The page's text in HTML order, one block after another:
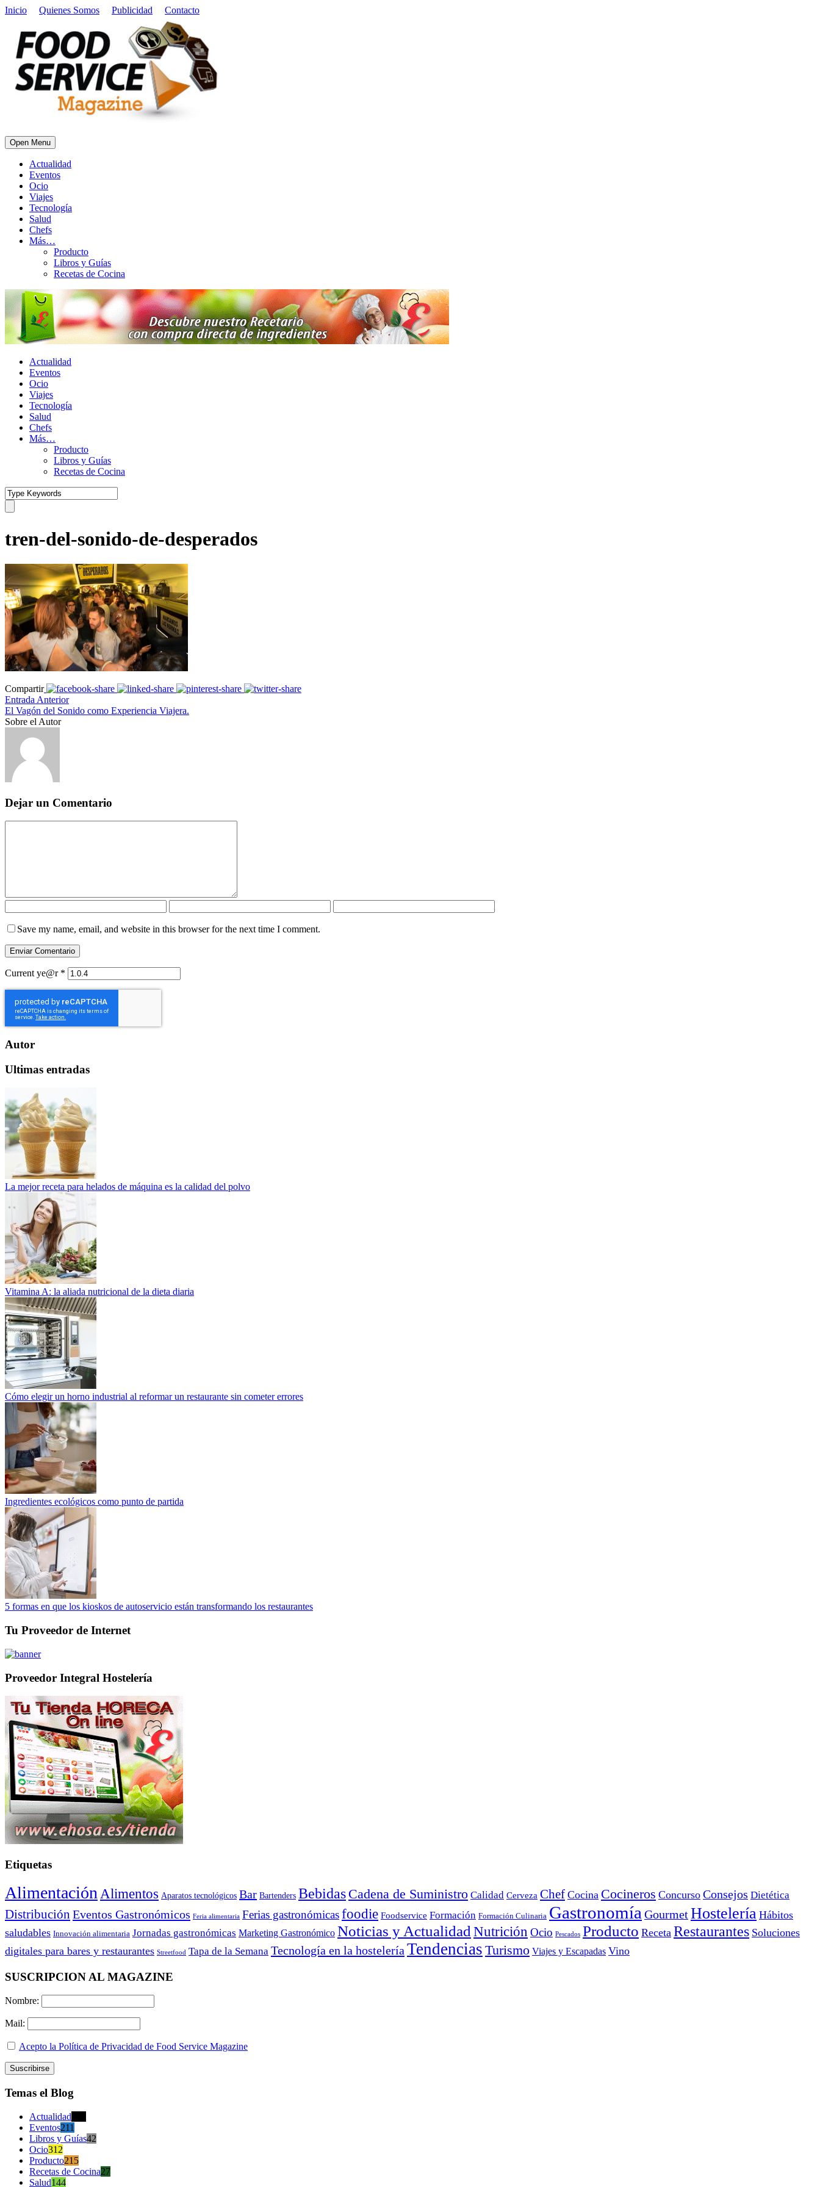
Inicio Quienes Somos Publicidad Contacto
Open Menu
Actualidad
Eventos
Ocio
Viajes
Tecnología
Salud
Chefs
Más…
Producto
Libros y Guías
Recetas de Cocina
Actualidad
Eventos
Ocio
Viajes
Tecnología
Salud
Chefs
Más…
Producto
Libros y Guías
Recetas de Cocina
tren-del-sonido-de-desperados
Compartir
Entrada Anterior
El Vagón del Sonido como Experiencia Viajera.
Sobre el Autor
Dejar un Comentario
Save my name, email, and website in this browser for the next time I comment.
Current ye@r *
Autor
Ultimas entradas
La mejor receta para helados de máquina es la calidad del polvo
Vitamina A: la aliada nutricional de la dieta diaria
Cómo elegir un horno industrial al reformar un restaurante sin cometer errores
Ingredientes ecológicos como punto de partida
5 formas en que los kioskos de autoservicio están transformando los restaurantes
Tu Proveedor de Internet
Proveedor Integral Hostelería
Etiquetas
Alimentación Alimentos Aparatos tecnológicos Bar Bartenders Bebidas Cadena de Suministro Calidad Cerveza Chef Cocina Cocineros Concurso Consejos Dietética
Distribución Eventos Gastronómicos Feria alimentaria Ferias gastronómicasfoodie Foodservice Formación Formación Culinaria Gastronomía GourmetHostelería Hábitos
saludables Innovación alimentaria Jornadas gastronómicas Marketing Gastronómico Noticias y Actualidad Nutrición Ocio Pescados Producto Receta Restaurantes Soluciones
digitales para bares y restaurantes Streetfood Tapa de la Semana Tecnología en la hostelería Tendencias Turismo Viajes y Escapadas Vino
SUSCRIPCION AL MAGAZINE
Nombre:
Mail:
Acepto la Política de Privacidad de Food Service Magazine
Temas el Blog
Actualidad
Eventos211
Libros y Guías42
Ocio312
Producto215
Recetas de Cocina27
Salud144